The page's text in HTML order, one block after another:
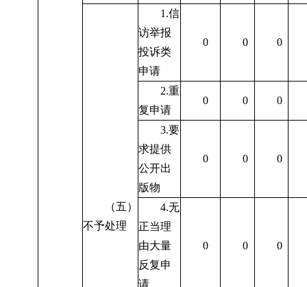
（五）
不予处理
1.信
访举报
投诉类
申请
0 0 0
2.重
复申请
0 0 0
3.要
求提供
公开出
版物
0 0 0
4.无
正当理
由大量
反复申
请
0 0 0